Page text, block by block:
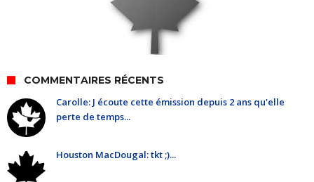
COMMENTAIRES RÉCENTS
Carolle: J écoute cette émission depuis 2 ans qu'elle
perte de temps...
Houston MacDougal: tkt ;)...